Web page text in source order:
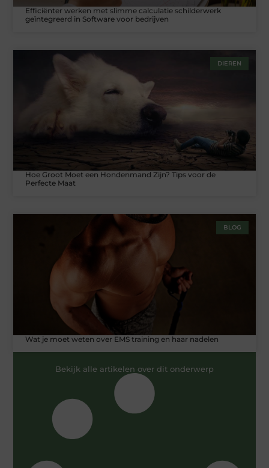
Efficiënter werken met slimme calculatie schilderwerk
geïntegreerd in Software voor bedrijven
DIEREN
Hoe Groot Moet een Hondenmand Zijn? Tips voor de
Perfecte Maat
BLOG
Wat je moet weten over EMS training en haar nadelen
Bekijk alle artikelen over dit onderwerp